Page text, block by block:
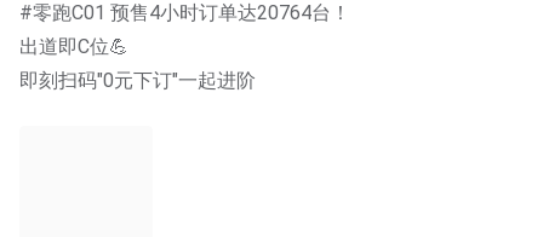
#零跑C01 预售4小时订单达20764台！
出道即C位💪
即刻扫码"0元下订"一起进阶